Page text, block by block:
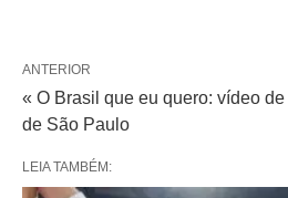
ANTERIOR
« O Brasil que eu quero: vídeo
de São Paulo
LEIA TAMBÉM: